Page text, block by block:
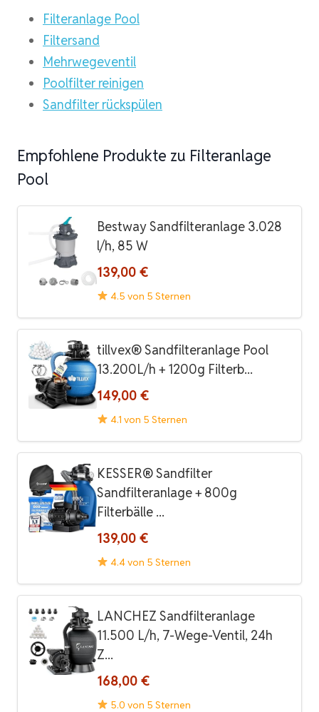
Filteranlage Pool
Filtersand
Mehrwegeventil
Poolfilter reinigen
Sandfilter rückspülen
Empfohlene Produkte zu Filteranlage
Pool
Bestway Sandfilteranlage 3.028
l/h, 85 W
139,00 €
4.5 von 5 Sternen
tillvex® Sandfilteranlage Pool
13.200L/h + 1200g Filterb...
149,00 €
4.1 von 5 Sternen
KESSER® Sandfilter
Sandfilteranlage + 800g
Filterbälle ...
139,00 €
4.4 von 5 Sternen
LANCHEZ Sandfilteranlage
11.500 L/h, 7-Wege-Ventil, 24h
Z...
168,00 €
5.0 von 5 Sternen